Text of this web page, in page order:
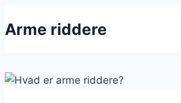
til
Arme riddere